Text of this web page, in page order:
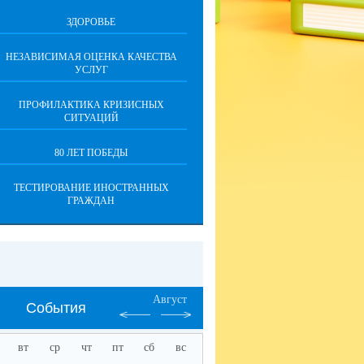
ЗДОРОВЬЕ
НЕЗАВИСИМАЯ ОЦЕНКА КАЧЕСТВА
УСЛУГ
ПРОФИЛАКТИКА КРИЗИСНЫХ
СИТУАЦИЙ
80 ЛЕТ ПОБЕДЫ
ТЕСТИРОВАНИЕ ИНОСТРАННЫХ
ГРАЖДАН
События
Август
вт ср чт пт сб вс